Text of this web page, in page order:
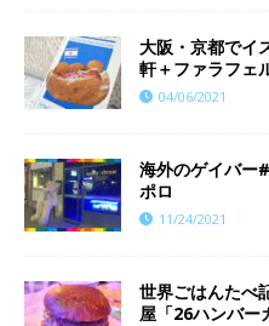
大阪・京都でイ
軒＋ファラフェ
04/06/2021
海外のゲイバー
ポロ
11/24/2021
世界ごはんたべ
屋「26ハンバー